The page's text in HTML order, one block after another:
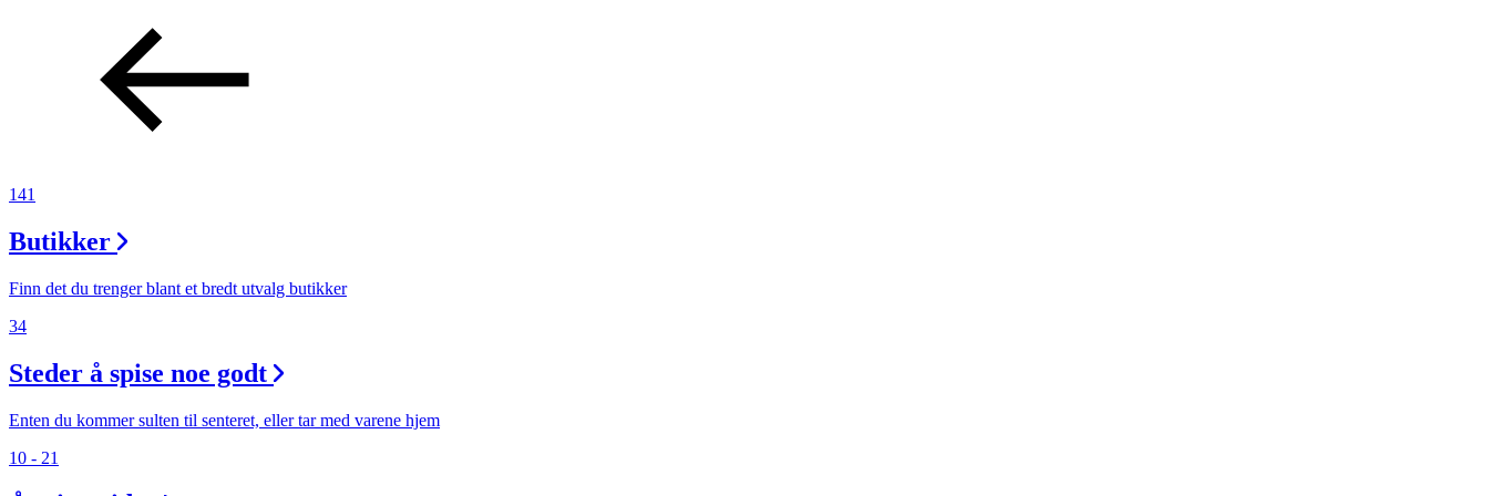
Aktiviteter
Tilbud
Søk
141
Butikker
Finn det du trenger blant et bredt utvalg butikker
34
Steder å spise noe godt
Enten du kommer sulten til senteret, eller tar med varene hjem
10 - 21